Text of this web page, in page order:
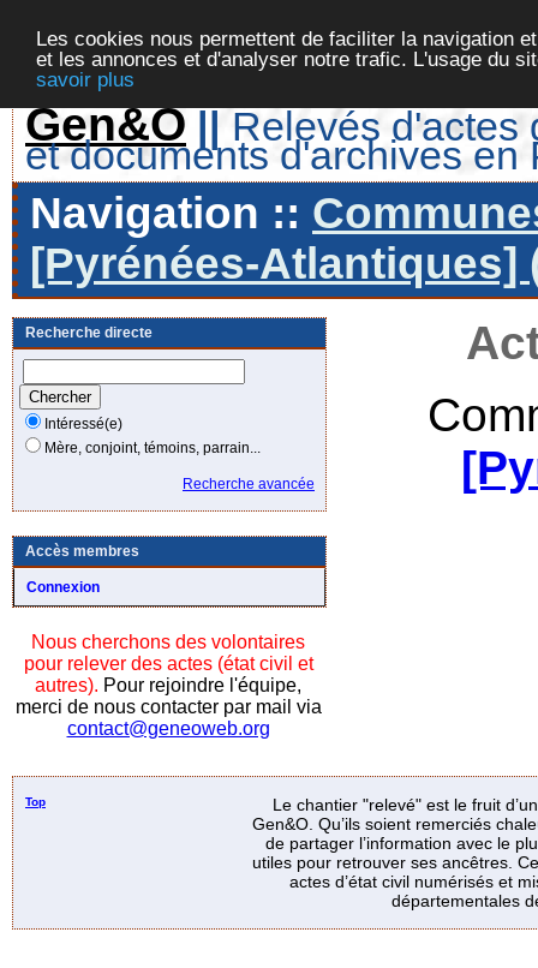
Les cookies nous permettent de faciliter la navigation
et les annonces et d'analyser notre trafic. L'usage du
savoir plus
Gen&O || Relevés d'actes
et documents d'archives en
Navigation ::
[Pyrénées-Atlantiques]
Recherche directe
Intéressé(e)
Mère, conjoint, témoins, parrain...
Recherche avancée
Accès membres
Connexion
Nous cherchons des volontaires
pour relever des actes (état civil et
autres). Pour rejoindre l'équipe,
merci de nous contacter par mail via
contact@geneoweb.org
Top
Le chantier "relevé" est le fruit
Gen&O. Qu’ils soient remerciés
de partager l’information avec le
utiles pour retrouver ses ancêtres.
actes d’état civil numérisés et
départementales